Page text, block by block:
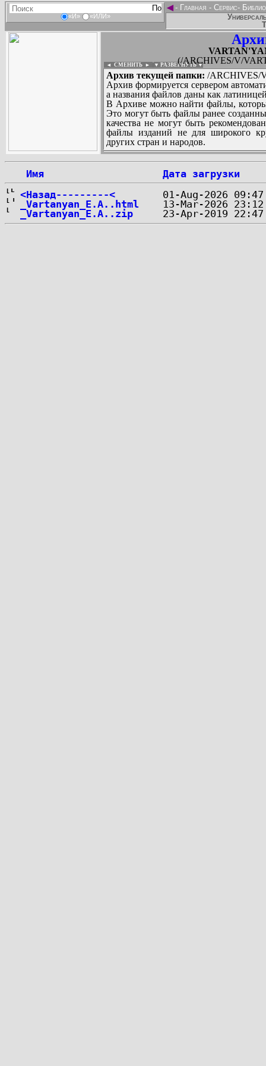
«И» «ИЛИ»
◄- Главная - Сервис-
(/ARCHIVES/V/
◄ СМЕНИТЬ ► ▼ РАЗВЕРНУТЬ ▼
Архив текущей папки: /ARCHIVES/
Архив формируется сервером
а названия файлов даны как
В Архиве можно найти файлы,
Это могут быть файлы ранее
качества не могут быть
файлы изданий не для широкого
других стран и народов.
Имя
Дата загрузки
<Назад---------<
_Vartanyan_E.A..html
_Vartanyan_E.A..zip